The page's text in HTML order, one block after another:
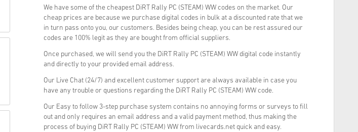
We have some of the cheapest DiRT Rally PC (STEAM) WW codes on the market. Our
cheap prices are because we purchase digital codes in bulk at a discounted rate that we
in turn pass onto you, our customers. Besides being cheap, you can be rest assured our
codes are 100% legit as they are bought from official suppliers.
Once purchased, we will send you the DiRT Rally PC (STEAM) WW digital code instantly
and directly to your provided email address.
Our Live Chat (24/7) and excellent customer support are always available in case you
have any trouble or questions regarding the DiRT Rally PC (STEAM) WW code.
Our Easy to follow 3-step purchase system contains no annoying forms or surveys to fill
out and only requires an email address and a valid payment method, thus making the
process of buying DiRT Rally PC (STEAM) WW from livecards.net quick and easy.